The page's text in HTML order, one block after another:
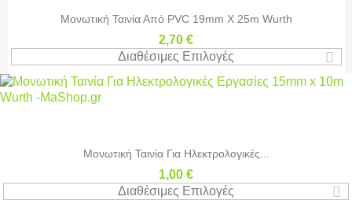
Μονωτική Ταινία Από PVC 19mm X 25m Wurth
2,70 €
Διαθέσιμες Επιλογές
Μονωτική Ταινία Για Ηλεκτρολογικές...
1,00 €
Διαθέσιμες Επιλογές